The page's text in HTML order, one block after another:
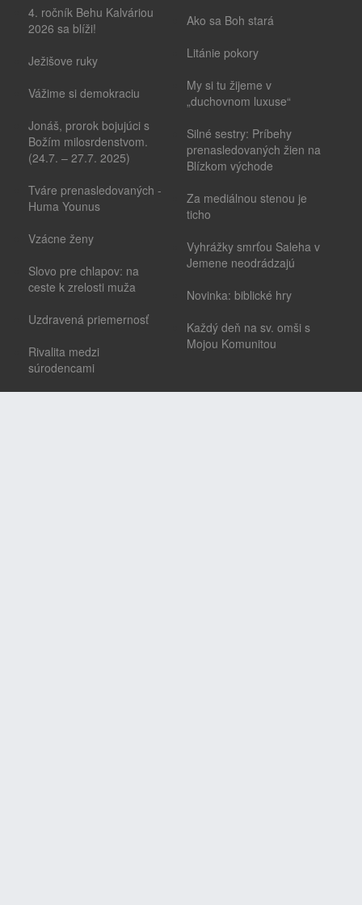
4. ročník Behu Kalváriou
2026 sa blíži!
Ježišove ruky
Vážime si demokraciu
Jonáš, prorok bojujúci s
Božím milosrdenstvom.
(24.7. – 27.7. 2025)
Tváre prenasledovaných -
Huma Younus
Vzácne ženy
Slovo pre chlapov: na
ceste k zrelosti muža
Uzdravená priemernosť
Rivalita medzi
súrodencami
Ako sa Boh stará
Litánie pokory
My si tu žijeme v
„duchovnom luxuse“
Silné sestry: Príbehy
prenasledovaných žien na
Blízkom východe
Za mediálnou stenou je
ticho
Vyhrážky smrťou Saleha v
Jemene neodrádzajú
Novinka: biblické hry
Každý deň na sv. omši s
Mojou Komunitou